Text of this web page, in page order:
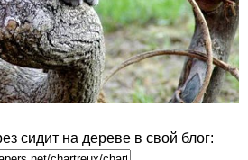
сидит на дереве в свой блог: